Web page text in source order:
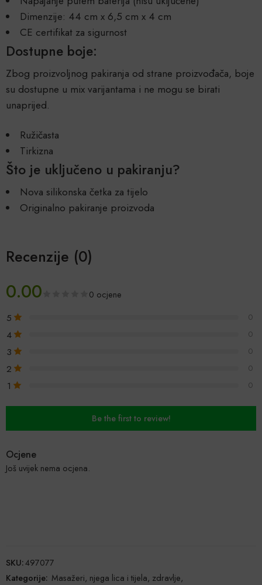
Dimenzije: 44 cm x 6,5 cm x 4 cm
CE certifikat za sigurnost
Dostupne boje:
Zbog proizvoljnog pakiranja od strane proizvođača, boje
su dostupne u mix varijantama i ne mogu se birati
unaprijed.
Ružičasta
Tirkizna
Što je uključeno u pakiranju?
Nova silikonska četka za tijelo
Originalno pakiranje proizvoda
Recenzije (0)
0.00 0 ocjene
5 0
4 0
3 0
2 0
1 0
Be the first to review!
Ocjene
Još uvijek nema ocjena.
SKU:497077
Kategorije: Masažeri, njega lica i tijela, zdravlje,